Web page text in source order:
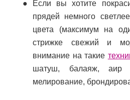
Если вы хотите
прядей немного
цвета (максимум на
стрижке свежий и
внимание на такие
шатуш, балаяж, аир
мелирование,